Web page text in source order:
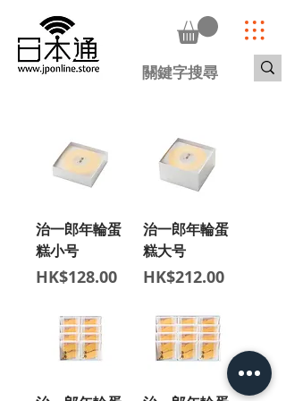
治一郎年輪蛋
糕小号
價格
HK$128.00
治一郎年輪蛋
糕大号
價格
HK$212.00